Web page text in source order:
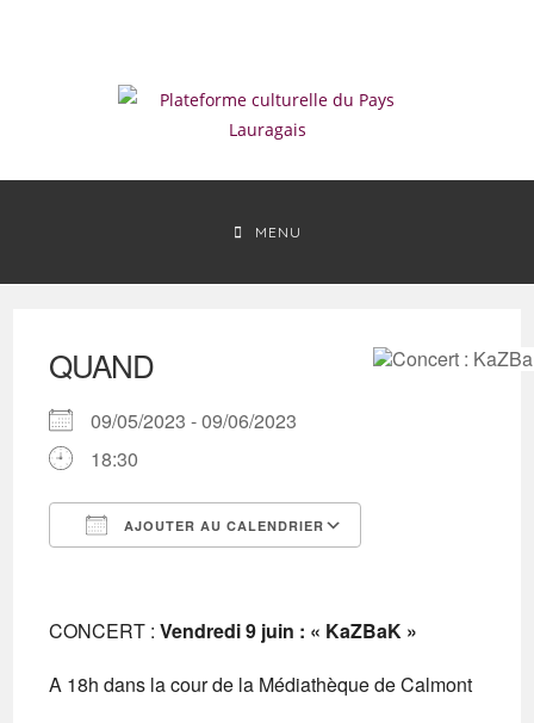
MENU
QUAND
09/05/2023 - 09/06/2023
18:30
AJOUTER AU CALENDRIER
CONCERT :Vendredi 9 juin : « KaZBaK »
A 18h dans la cour de la Médiathèque de Calmont